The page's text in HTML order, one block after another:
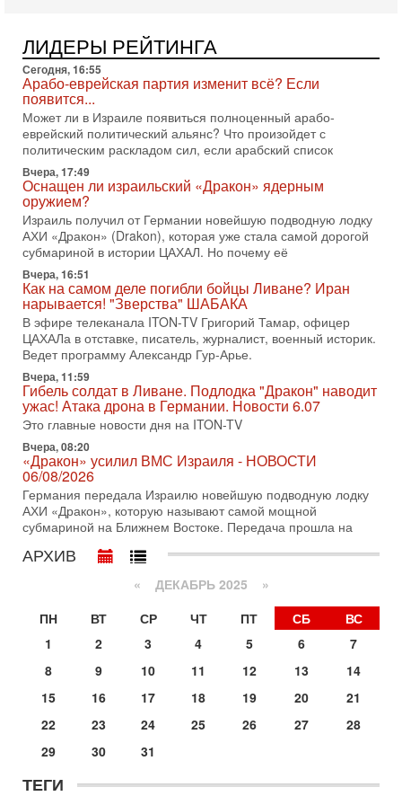
02/08/2026
Президент США Дональд Трамп сегодня заявил об отмене
подготовленного удара по Ирану после обращений
Тегерана и других стран региона. По его словам,
1-08-2026, 17:50
«Русский голос» Израиля: кто заберет его на этот
раз?
Голоса русскоязычных репатриантов не раз кардинально
меняли политический ландшафт Израиля. Достаточно
вспомнить взлет партии «Исраэль ба-алия», когда
31-07-2026, 17:00
Тайны закрытых дверей: о чём на самом деле
молчат Трамп и Нетаньяху?
Недавний визит премьер-министра Израиля Биньямина
Нетаньяху в США и его встреча с Дональдом Трампом
оставили больше вопросов, чем ответов. Полная
31-07-2026, 15:18
Иран готовит покушение на Нетаниягу! Трамп не
хочет эскалации, но КСИР готовит взрыв!
В эфире телеканала ITON-TV СЕРГЕЙ МИГДАЛЬ, эксперт
по вопросам безопасности, офицер запаса
Международного управления полиции Израиля, автор
Битва за разоружение ХАМАСа - НОВОСТИ
31/07/2026
Сегодня президент США Дональд Трамп заявил о
достижении исторического соглашения о полном
разоружении ХАМАСа и других вооруженных группировок в
Иран доведет Трампа до крайних мер? Разбор и
оценка от военного обозревателя Давида Шарпа
Ситуация вокруг противостояния Ирана и США накаляется
с каждым днем. Почему Трамп в самый последний момент
отменил решение о нанесении тяжелых ударов
30-07-2026, 16:54
Покупатель авиакомпании «Аркия» намерен
запретить полеты по субботам!
Вокруг возможной продажи авиакомпании «Аркия»
разгорается громкий конфликт.
Трамп готовит удар по Ирану - НОВОСТИ 30/07/2026
возможность масштабной военной операции против Ирана
ЛИДЕРЫ РЕЙТИНГА
Сегодня, 16:55
Арабо-еврейская партия изменит всё? Если
появится...
Может ли в Израиле появиться полноценный арабо-
еврейский политический альянс? Что произойдет с
политическим раскладом сил, если арабский список
Вчера, 17:49
Оснащен ли израильский «Дракон» ядерным
оружием?
Израиль получил от Германии новейшую подводную лодку
АХИ «Дракон» (Drakon), которая уже стала самой дорогой
субмариной в истории ЦАХАЛ. Но почему её
Вчера, 16:51
Как на самом деле погибли бойцы Ливане? Иран
нарывается! "Зверства" ШАБАКА
В эфире телеканала ITON-TV Григорий Тамар, офицер
ЦАХАЛа в отставке, писатель, журналист, военный историк.
Ведет программу Александр Гур-Арье.
Вчера, 11:59
Гибель солдат в Ливане. Подлодка "Дракон" наводит
ужас! Атака дрона в Германии. Новости 6.07
Это главные новости дня на ITON-TV
Вчера, 08:20
«Дракон» усилил ВМС Израиля - НОВОСТИ
06/08/2026
Германия передала Израилю новейшую подводную лодку
АХИ «Дракон», которую называют самой мощной
субмариной на Ближнем Востоке. Передача прошла на
АРХИВ
« ДЕКАБРЬ 2025 »
ПН
ВТ СР ЧТ ПТ СБ
ВС
1
2 3 4 5 6
7
8
9 10 11 12 13
14
15
16 17 18 19 20
21
22
23 24 25 26 27
28
29
30 31
ТЕГИ